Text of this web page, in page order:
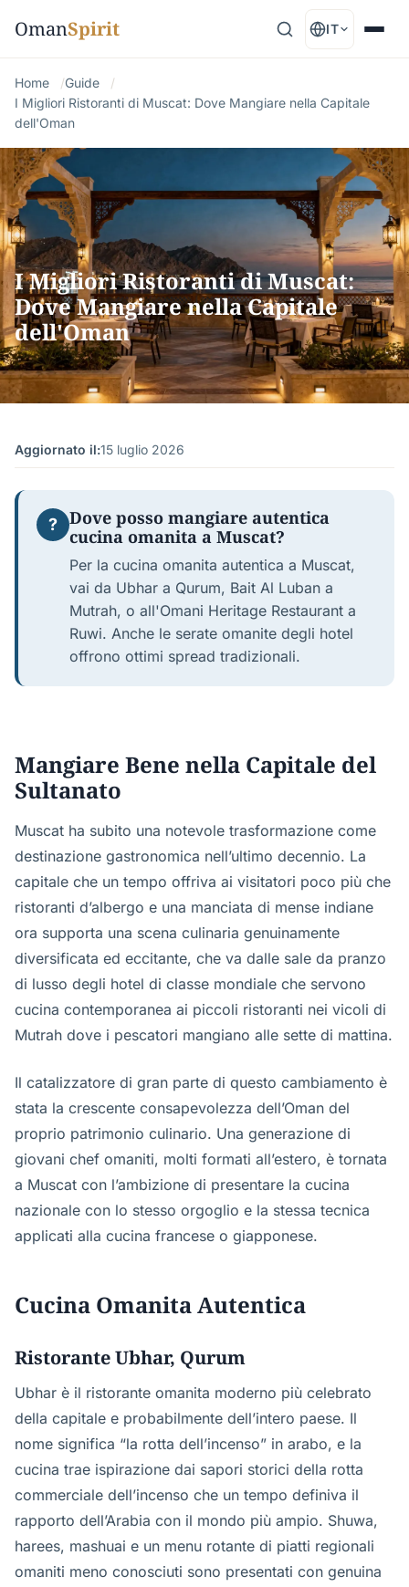
OmanSpirit IT
Home
Guide
I Migliori Ristoranti di Muscat: Dove Mangiare nella Capitale
dell'Oman
I Migliori Ristoranti di Muscat:
Dove Mangiare nella Capitale
dell'Oman
Aggiornato il:15 luglio 2026
?
Dove posso mangiare autentica
cucina omanita a Muscat?
Per la cucina omanita autentica a Muscat,
vai da Ubhar a Qurum, Bait Al Luban a
Mutrah, o all'Omani Heritage Restaurant a
Ruwi. Anche le serate omanite degli hotel
offrono ottimi spread tradizionali.
Mangiare Bene nella Capitale del
Sultanato
Muscat ha subito una notevole trasformazione come
destinazione gastronomica nell’ultimo decennio. La
capitale che un tempo offriva ai visitatori poco più che
ristoranti d’albergo e una manciata di mense indiane
ora supporta una scena culinaria genuinamente
diversificata ed eccitante, che va dalle sale da pranzo
di lusso degli hotel di classe mondiale che servono
cucina contemporanea ai piccoli ristoranti nei vicoli di
Mutrah dove i pescatori mangiano alle sette di mattina.
Il catalizzatore di gran parte di questo cambiamento è
stata la crescente consapevolezza dell’Oman del
proprio patrimonio culinario. Una generazione di
giovani chef omaniti, molti formati all’estero, è tornata
a Muscat con l’ambizione di presentare la cucina
nazionale con lo stesso orgoglio e la stessa tecnica
applicati alla cucina francese o giapponese.
Cucina Omanita Autentica
Ristorante Ubhar, Qurum
Ubhar è il ristorante omanita moderno più celebrato
della capitale e probabilmente dell’intero paese. Il
nome significa “la rotta dell’incenso” in arabo, e la
cucina trae ispirazione dai sapori storici della rotta
commerciale dell’incenso che un tempo definiva il
rapporto dell’Arabia con il mondo più ampio. Shuwa,
harees, mashuai e un menu rotante di piatti regionali
omaniti meno conosciuti sono presentati con genuina